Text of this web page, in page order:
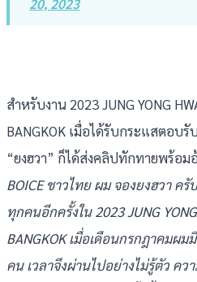
20, 2023
สำหรับงาน 2023 JUNG YONG
BANGKOK เมื่อได้รับกระแสตอบ
“ยงฮวา” ก็ได้ส่งคลิปทักทายพร้อ
BOICE ชาวไทย ผม จองยงฮวา ค
ทุกคนอีกครั้งใน 2023 JUNG YONG
BANGKOK เมื่อเดือนกรกฎาคมผ
คน เวลาจึงผ่านไปอย่างไม่รู้ตัว คว